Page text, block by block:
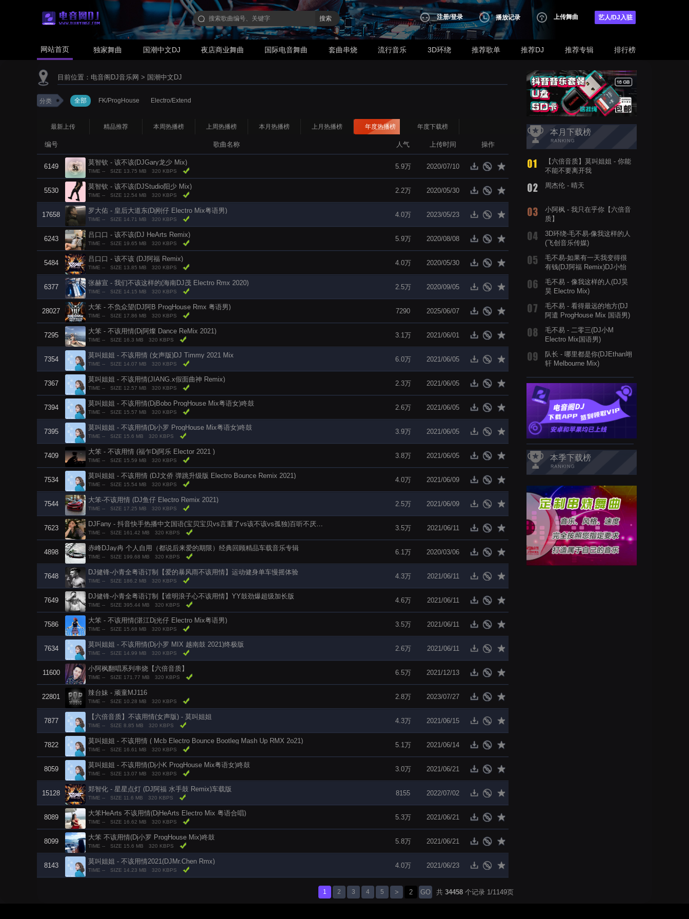
搜索 注册/登录 播放记录 上传舞曲 艺人/DJ入驻
网站首页 独家舞曲 国潮中文DJ 夜店商业舞曲 国际电音舞曲 套曲串烧 流行音乐 3D环绕 推荐歌单 推荐DJ 推荐专辑 排行榜
目前位置： 电音阁DJ音乐网 > 国潮中文DJ
分类 全部 FK/ProgHouse Electro/Extend
最新上传 精品推荐 本周热播榜 上周热播榜 本月热播榜 上月热播榜 年度热播榜 年度下载榜
编号 歌曲名称 人气 上传时间 操作
6149
莫智钦 - 该不该(DJGary龙少 Mix)
TIME -- SIZE 13.75 MB 320 KBPS
5.9万 2020/07/10
5530
莫智钦 - 该不该(DJStudio阳少 Mix)
TIME -- SIZE 12.54 MB 320 KBPS
2.2万 2020/05/30
17658
罗大佑 - 皇后大道东(Dj刚仔 Electro Mix粤语男)
TIME -- SIZE 14.71 MB 320 KBPS
4.0万 2023/05/23
6243
吕口口 - 该不该(DJ HeArts Remix)
TIME -- SIZE 19.65 MB 320 KBPS
5.9万 2020/08/08
5484
吕口口 - 该不该 (DJ阿福 Remix)
TIME -- SIZE 13.85 MB 320 KBPS
4.0万 2020/05/30
6377
张赫宣 - 我们不该这样的(海南DJ茂 Electro Rmx 2020)
TIME -- SIZE 14.15 MB 320 KBPS
2.5万 2020/09/05
28027
大笨 - 不负众望(DJ阿B ProgHouse Rmx 粤语男)
TIME -- SIZE 17.86 MB 320 KBPS
7290 2025/06/07
7295
大笨 - 不该用情(Dj阿燦 Dance ReMix 2021)
TIME -- SIZE 16.3 MB 320 KBPS
3.1万 2021/06/01
7354
莫叫姐姐 - 不该用情 (女声版)DJ Timmy 2021 Mix
TIME -- SIZE 14.07 MB 320 KBPS
6.0万 2021/06/05
7367
莫叫姐姐 - 不该用情(JIANG.x假面曲神 Remix)
TIME -- SIZE 12.57 MB 320 KBPS
2.3万 2021/06/05
7394
莫叫姐姐 - 不该用情(DjBobo ProgHouse Mix粤语女)咚鼓
TIME -- SIZE 15.57 MB 320 KBPS
2.6万 2021/06/05
7395
莫叫姐姐 - 不该用情(Dj小罗 ProgHouse Mix粤语女)咚鼓
TIME -- SIZE 15.6 MB 320 KBPS
3.9万 2021/06/05
7409
大笨 - 不该用情 (福乍Dj阿乐 Elector 2021 )
TIME -- SIZE 15.59 MB 320 KBPS
3.8万 2021/06/05
7534
莫叫姐姐 - 不该用情 (DJ文侨 弹跳升级版 Electro Bounce Remix 2021)
TIME -- SIZE 15.54 MB 320 KBPS
4.0万 2021/06/09
7544
大笨-不该用情 (DJ鱼仔 Electro Remix 2021)
TIME -- SIZE 17.25 MB 320 KBPS
2.5万 2021/06/09
7623
DJFany - 抖音快手热播中文国语(宝贝宝贝vs言重了vs该不该vs孤独)百听不厌抖腿慢摇串烧
TIME -- SIZE 161.42 MB 320 KBPS
3.5万 2021/06/11
4898
赤峰DJay冉 个人自用（都说后来爱的期限）经典回顾精品车载音乐专辑
TIME -- SIZE 199.68 MB 320 KBPS
6.1万 2020/03/06
7648
DJ健锋-小青全粤语订制【爱的暴风雨不该用情】运动健身单车慢摇体验
TIME -- SIZE 186.2 MB 320 KBPS
4.3万 2021/06/11
7649
DJ健锋-小青全粤语订制【谁明浪子心不该用情】YY鼓劲爆超级加长版
TIME -- SIZE 395.44 MB 320 KBPS
4.6万 2021/06/11
7586
大笨 - 不该用情(湛江Dj光仔 Electro Mix粤语男)
TIME -- SIZE 15.68 MB 320 KBPS
3.5万 2021/06/11
7634
莫叫姐姐 - 不该用情(Dj小罗 MIX 越南鼓 2021)终极版
TIME -- SIZE 14.99 MB 320 KBPS
2.6万 2021/06/11
11600
小阿枫翻唱系列串烧【六倍音质】
TIME -- SIZE 171.77 MB 320 KBPS
6.5万 2021/12/13
22801
辣台妹 - 顽童MJ116
TIME -- SIZE 10.28 MB 320 KBPS
2.8万 2023/07/27
7877
【六倍音质】不该用情(女声版) - 莫叫姐姐
TIME -- SIZE 8.85 MB 320 KBPS
4.3万 2021/06/15
7822
莫叫姐姐 - 不该用情 ( Mcb Electro Bounce Bootleg Mash Up RMX 2o21)
TIME -- SIZE 16.61 MB 320 KBPS
5.1万 2021/06/14
8059
莫叫姐姐 - 不该用情(Dj小K ProgHouse Mix粤语女)咚鼓
TIME -- SIZE 13.07 MB 320 KBPS
3.0万 2021/06/21
15128
郑智化 - 星星点灯 (DJ阿福 水手鼓 Remix)车载版
TIME -- SIZE 11.6 MB 320 KBPS
8155 2022/07/02
8089
大笨HeArts 不该用情(DjHeArts Electro Mix 粤语合唱)
TIME -- SIZE 16.62 MB 320 KBPS
5.3万 2021/06/21
8099
大笨 不该用情(Dj小罗 ProgHouse Mix)咚鼓
TIME -- SIZE 15.6 MB 320 KBPS
5.8万 2021/06/21
8143
莫叫姐姐 - 不该用情2021(DJMr.Chen Rmx)
TIME -- SIZE 14.23 MB 320 KBPS
4.0万 2021/06/23
1 2 3 4 5 > GO 共 34458 个记录 1/1149页
本月下载榜
【六倍音质】莫叫姐姐 - 你能
不能不要离开我
周杰伦 - 晴天
小阿枫 - 我只在乎你【六倍音
质】
3D环绕-毛不易-像我这样的人
(飞创音乐传媒)
毛不易-如果有一天我变得很
有钱(DJ阿福 Remix)DJ小怡
毛不易 - 像我这样的人(DJ昊
昊 Electro Mix)
毛不易 - 看得最远的地方(DJ
阿遣 ProgHouse Mix 国语男)
毛不易 - 二零三(DJ小M
Electro Mix国语男)
队长 - 哪里都是你(DJEthan翊
轩 Melbourne Mix)
本季下载榜